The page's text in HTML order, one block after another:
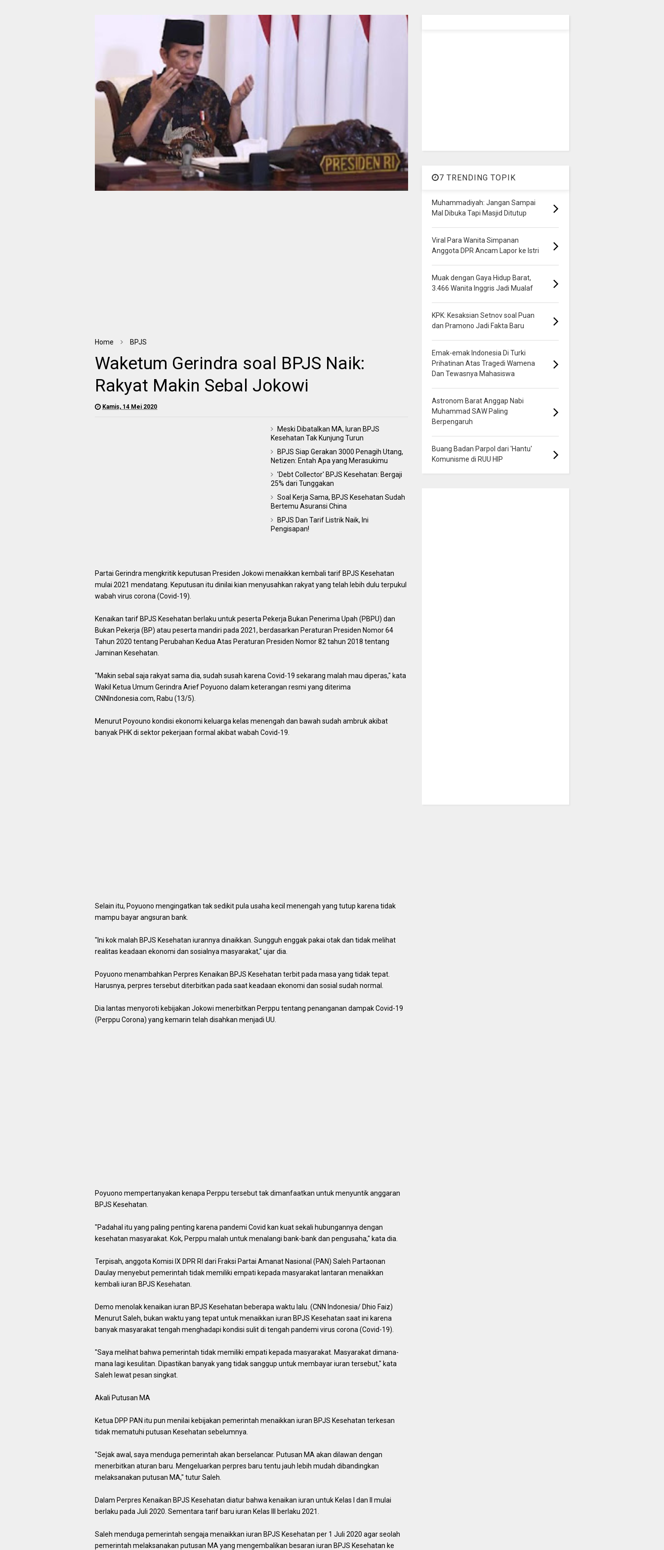
Home BPJS
Waketum Gerindra soal BPJS Naik:
Rakyat Makin Sebal Jokowi
Kamis, 14 Mei 2020
Meski Dibatalkan MA, Iuran BPJS
Kesehatan Tak Kunjung Turun
BPJS Siap Gerakan 3000 Penagih Utang,
Netizen: Entah Apa yang Merasukimu
'Debt Collector' BPJS Kesehatan: Bergaji
25% dari Tunggakan
Soal Kerja Sama, BPJS Kesehatan Sudah
Bertemu Asuransi China
BPJS Dan Tarif Listrik Naik, Ini
Pengisapan!
Partai Gerindra mengkritik keputusan Presiden Jokowi menaikkan kembali tarif BPJS Kesehatan
mulai 2021 mendatang. Keputusan itu dinilai kian menyusahkan rakyat yang telah lebih dulu terpukul
wabah virus corona (Covid-19).
Kenaikan tarif BPJS Kesehatan berlaku untuk peserta Pekerja Bukan Penerima Upah (PBPU) dan
Bukan Pekerja (BP) atau peserta mandiri pada 2021, berdasarkan Peraturan Presiden Nomor 64
Tahun 2020 tentang Perubahan Kedua Atas Peraturan Presiden Nomor 82 tahun 2018 tentang
Jaminan Kesehatan.
"Makin sebal saja rakyat sama dia, sudah susah karena Covid-19 sekarang malah mau diperas," kata
Wakil Ketua Umum Gerindra Arief Poyuono dalam keterangan resmi yang diterima
CNNIndonesia.com, Rabu (13/5).
Menurut Poyouno kondisi ekonomi keluarga kelas menengah dan bawah sudah ambruk akibat
banyak PHK di sektor pekerjaan formal akibat wabah Covid-19.
Selain itu, Poyuono mengingatkan tak sedikit pula usaha kecil menengah yang tutup karena tidak
mampu bayar angsuran bank.
"Ini kok malah BPJS Kesehatan iurannya dinaikkan. Sungguh enggak pakai otak dan tidak melihat
realitas keadaan ekonomi dan sosialnya masyarakat," ujar dia.
Poyuono menambahkan Perpres Kenaikan BPJS Kesehatan terbit pada masa yang tidak tepat.
Harusnya, perpres tersebut diterbitkan pada saat keadaan ekonomi dan sosial sudah normal.
Dia lantas menyoroti kebijakan Jokowi menerbitkan Perppu tentang penanganan dampak Covid-19
(Perppu Corona) yang kemarin telah disahkan menjadi UU.
Poyuono mempertanyakan kenapa Perppu tersebut tak dimanfaatkan untuk menyuntik anggaran
BPJS Kesehatan.
"Padahal itu yang paling penting karena pandemi Covid kan kuat sekali hubungannya dengan
kesehatan masyarakat. Kok, Perppu malah untuk menalangi bank-bank dan pengusaha," kata dia.
Terpisah, anggota Komisi IX DPR RI dari Fraksi Partai Amanat Nasional (PAN) Saleh Partaonan
Daulay menyebut pemerintah tidak memiliki empati kepada masyarakat lantaran menaikkan
kembali iuran BPJS Kesehatan.
Demo menolak kenaikan iuran BPJS Kesehatan beberapa waktu lalu. (CNN Indonesia/ Dhio Faiz)
Menurut Saleh, bukan waktu yang tepat untuk menaikkan iuran BPJS Kesehatan saat ini karena
banyak masyarakat tengah menghadapi kondisi sulit di tengah pandemi virus corona (Covid-19).
"Saya melihat bahwa pemerintah tidak memiliki empati kepada masyarakat. Masyarakat dimana-
mana lagi kesulitan. Dipastikan banyak yang tidak sanggup untuk membayar iuran tersebut," kata
Saleh lewat pesan singkat.
Akali Putusan MA
Ketua DPP PAN itu pun menilai kebijakan pemerintah menaikkan iuran BPJS Kesehatan terkesan
tidak mematuhi putusan Kesehatan sebelumnya.
"Sejak awal, saya menduga pemerintah akan berselancar. Putusan MA akan dilawan dengan
menerbitkan aturan baru. Mengeluarkan perpres baru tentu jauh lebih mudah dibandingkan
melaksanakan putusan MA," tutur Saleh.
Dalam Perpres Kenaikan BPJS Kesehatan diatur bahwa kenaikan iuran untuk Kelas I dan II mulai
berlaku pada Juli 2020. Sementara tarif baru iuran Kelas III berlaku 2021.
Saleh menduga pemerintah sengaja menaikkan iuran BPJS Kesehatan per 1 Juli 2020 agar seolah
pemerintah melaksanakan putusan MA yang mengembalikan besaran iuran BPJS Kesehatan ke
7 TRENDING TOPIK
Muhammadiyah: Jangan Sampai
Mal Dibuka Tapi Masjid Ditutup
Viral Para Wanita Simpanan
Anggota DPR Ancam Lapor ke Istri
Muak dengan Gaya Hidup Barat,
3.466 Wanita Inggris Jadi Mualaf
KPK: Kesaksian Setnov soal Puan
dan Pramono Jadi Fakta Baru
Emak-emak Indonesia Di Turki
Prihatinan Atas Tragedi Wamena
Dan Tewasnya Mahasiswa
Astronom Barat Anggap Nabi
Muhammad SAW Paling
Berpengaruh
Buang Badan Parpol dari 'Hantu'
Komunisme di RUU HIP